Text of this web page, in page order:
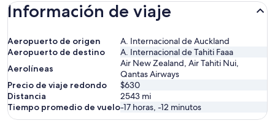
Información de viaje
Aeropuerto de origen
A. Internacional de Auckland
Aeropuerto de destino
A. Internacional de Tahiti Faaa
Aerolíneas
Air New Zealand, Air Tahiti Nui,
Qantas Airways
Precio de viaje redondo
$630
Distancia
2543 mi
Tiempo promedio de vuelo-17 horas, -12 minutos